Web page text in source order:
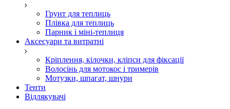
Грунт для теплиць
Плівка для теплиць
Парник і міні-теплиця
Аксесуари та витратні
Кріплення, кілочки, кліпси для фіксації
Волосінь для мотокос і тримерів
Мотузки, шпагат, шнури
Тенти
Відлякувачі